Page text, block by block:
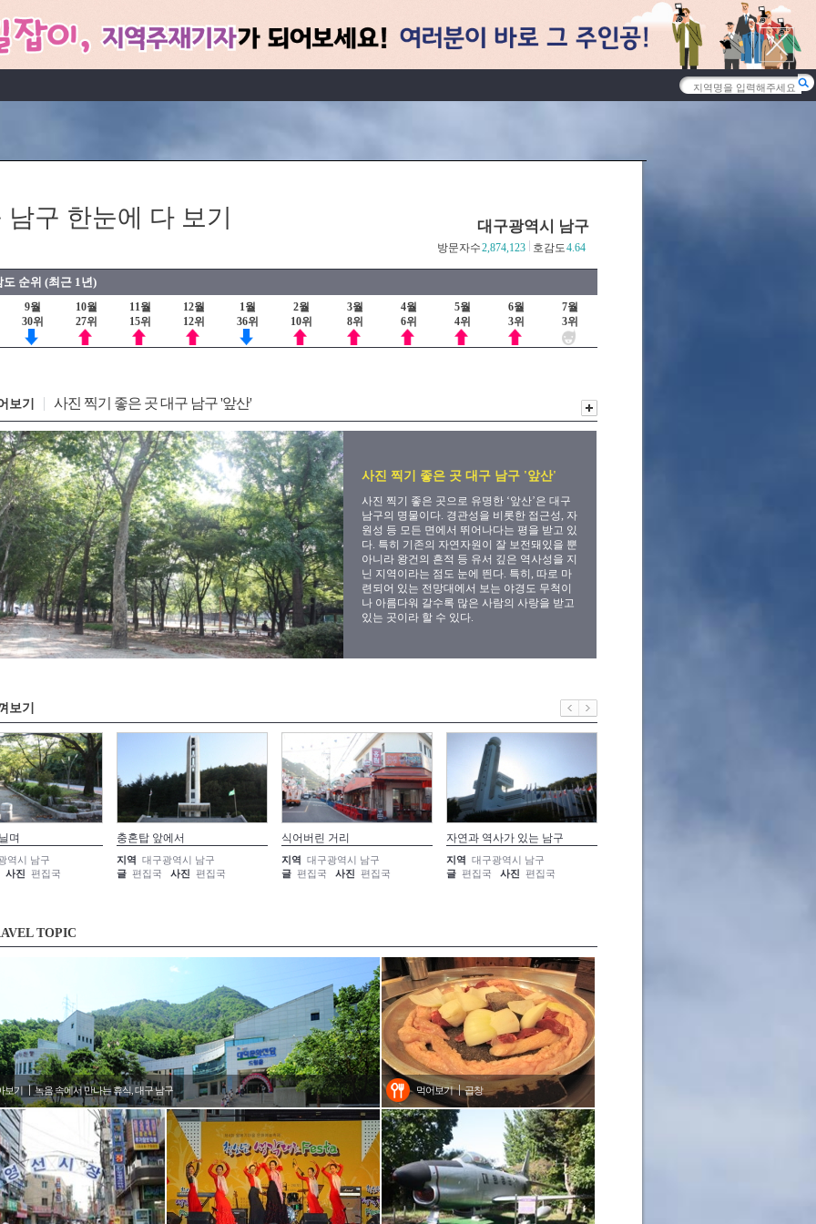
남구 한눈에 다 보기 대구광역시 남구
호감도4.64
방문자수2,874,123
순위 (최근 1년)
9월
30위
10월
27위
11월
15위
12월
12위
1월
36위
2월
10위
3월
8위
4월
6위
5월
4위
6월
3위
7월
3위
보기 사진 찍기 좋은 곳 대구 남구 '앞산'
사진 찍기 좋은 곳 대구 남구 '앞산'
사진 찍기 좋은 곳으로 유명한 ‘앞산’은 대구
남구의 명물이다. 경관성을 비롯한 접근성, 자
원성 등 모든 면에서 뛰어나다는 평을 받고 있
다. 특히 기존의 자연자원이 잘 보전돼있을 뿐
아니라 왕건의 흔적 등 유서 깊은 역사성을 지
닌 지역이라는 점도 눈에 띈다. 특히, 따로 마
련되어 있는 전망대에서 보는 야경도 무척이
나 아름다워 갈수록 많은 사람의 사랑을 받고
있는 곳이라 할 수 있다.
보기
며
역시 남구
진 편집국
충혼탑 앞에서
지역 대구광역시 남구
글 편집국 사진 편집국
식어버린 거리
지역 대구광역시 남구
글 편집국 사진 편집국
자연과 역사가 있는 남구
지역 대구광역시 남구
글 편집국 사진 편집국
TOPIC
먹어보기 곱창
보기 녹음 속에서 만나는 휴식, 대구 남구